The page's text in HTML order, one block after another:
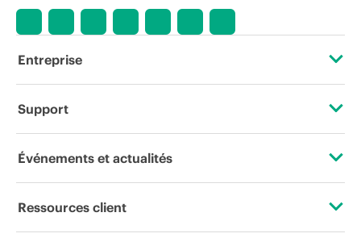
l’arrêt d’un produit, la disponibilité
période de promotion et des erreurs
dans les publicités.
Entreprise
À propos de HPE
Responsabilité d’entreprise
Support
Services d’assistance opérationnelle (OSS)
Événements et actualités
Événements
Ressources client